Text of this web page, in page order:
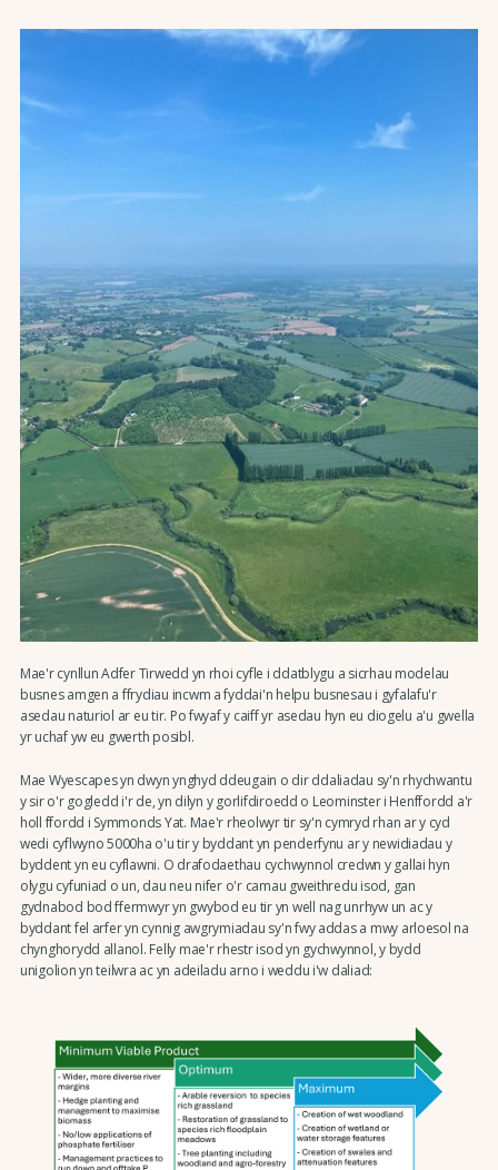
Mae'r cynllun Adfer Tirwedd yn rhoi cyfle i ddatblygu a sicrhau modelau
busnes amgen a ffrydiau incwm a fyddai'n helpu busnesau i gyfalafu'r
asedau naturiol ar eu tir. Po fwyaf y caiff yr asedau hyn eu diogelu a'u gwella
yr uchaf yw eu gwerth posibl.
Mae Wyescapes yn dwyn ynghyd ddeugain o dir ddaliadau sy'n rhychwantu
y sir o'r gogledd i'r de, yn dilyn y gorlifdiroedd o Leominster i Henffordd a'r
holl ffordd i Symmonds Yat. Mae'r rheolwyr tir sy'n cymryd rhan ar y cyd
wedi cyflwyno 5000ha o'u tir y byddant yn penderfynu ar y newidiadau y
byddent yn eu cyflawni. O drafodaethau cychwynnol credwn y gallai hyn
olygu cyfuniad o un, dau neu nifer o'r camau gweithredu isod, gan
gydnabod bod ffermwyr yn gwybod eu tir yn well nag unrhyw un ac y
byddant fel arfer yn cynnig awgrymiadau sy'n fwy addas a mwy arloesol na
chynghorydd allanol. Felly mae'r rhestr isod yn gychwynnol, y bydd
unigolion yn teilwra ac yn adeiladu arno i weddu i'w daliad: